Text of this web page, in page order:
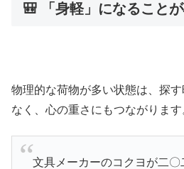
🎒 「身軽」になること
物理的な荷物が多い状態は、探
なく、心の重さにもつながります
文具メーカーのコクヨが二〇